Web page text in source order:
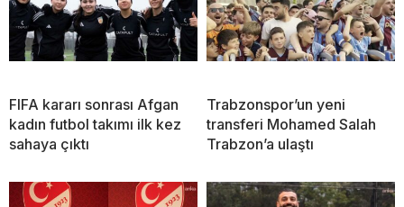
FIFA kararı sonrası Afgan
kadın futbol takımı ilk kez
sahaya çıktı
Trabzonspor’un yeni
transferi Mohamed Salah
Trabzon’a ulaştı